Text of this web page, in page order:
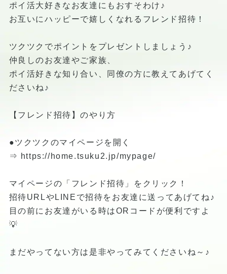
ポイ活大好きなお友達にもおすそわけ♪
お互いにハッピーで嬉しくなれるフレンド招待！
ツクツクでポイントをプレゼントしましょう♪
仲良しのお友達やご家族、
ポイ活好きな知り合い、同僚の方に教えてあげてく
ださいね♪
【フレンド招待】のやり方
●ツクツクのマイページを開く
⇒ https://home.tsuku2.jp/mypage/
マイページの「フレンド招待」をクリック！
招待URLやLINEで招待をお友達に送ってあげてね♪
目の前にお友達がいる時はORコードが便利ですよ
💡
まだやってない方は是非やってみてくださいね～♪